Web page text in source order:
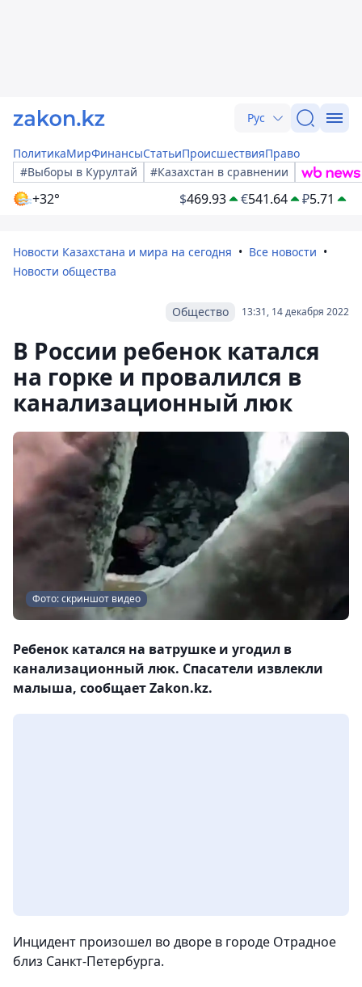
Рус
ПолитикаМирФинансыСтатьиПроисшествияПраво
#Выборы в Курултай
#Казахстан в сравнении
+32° $469.93 €541.64 ₽5.71
Новости Казахстана и мира на сегодня
Все новости
Новости общества
13:31, 14 декабря 2022
Общество
В России ребенок катался
на горке и провалился в
канализационный люк
Фото: скриншот видео
Ребенок катался на ватрушке и угодил в
канализационный люк. Спасатели извлекли
малыша, сообщает Zakon.kz.
Инцидент произошел во дворе в городе Отрадное
близ Санкт-Петербурга.